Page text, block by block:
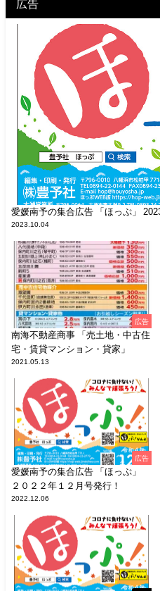
広告
愛媛南予の集合広告 「ほっぷ」
2023.10.04
広告
南海不動産商事 「売土地・中古住
宅・賃貸マンション・貸家」
2021.05.13
広告
愛媛南予の集合広告 「ほっぷ」
２０２２年１２月号発行！
2022.12.06